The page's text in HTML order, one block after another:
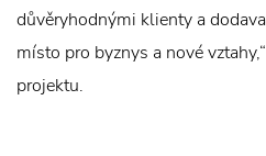
důvěryhodnými klienty a
místo pro byznys a nové
projektu.